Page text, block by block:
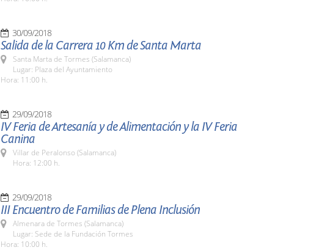
30/09/2018
Salida de la Carrera 10 Km de Santa Marta
Santa Marta de Tormes (Salamanca)
Lugar: Plaza del Ayuntamiento
Hora: 11:00 h.
29/09/2018
IV Feria de Artesanía y de Alimentación y la IV Feria
Canina
Villar de Peralonso (Salamanca)
Hora: 12:00 h.
29/09/2018
III Encuentro de Familias de Plena Inclusión
Almenara de Tormes (Salamanca)
Lugar: Sede de la Fundación Tormes
Hora: 10:00 h.